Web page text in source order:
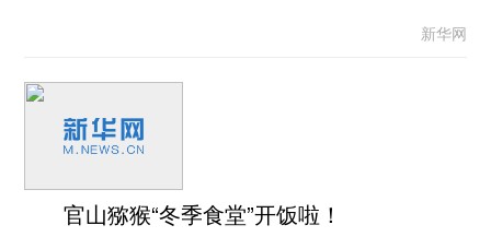
新华网
官山猕猴“冬季食堂”开饭啦！